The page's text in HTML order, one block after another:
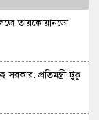
তায়কোয়ানডো
সরকার: প্রতিমন্ত্রী টুকু